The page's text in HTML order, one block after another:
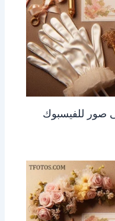
صور للفيسبوك